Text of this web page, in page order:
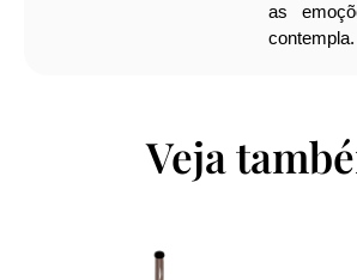
as
contempla.
Veja